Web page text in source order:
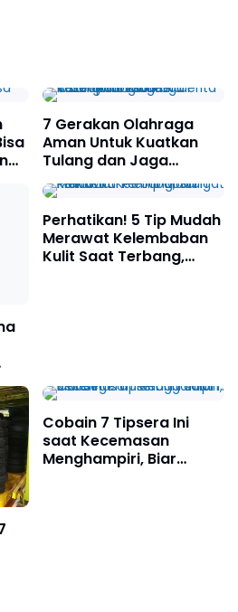
7 Gerakan Olahraga
Aman Untuk Kuatkan
Tulang dan Jaga
Keseimbangan
Penderita Osteoporosis
Perhatikan! 5 Tip Mudah
Merawat Kelembaban
Kulit Saat Terbang,
Cobain 7 Tipsera Ini
saat Kecemasan
Menghampiri, Biar